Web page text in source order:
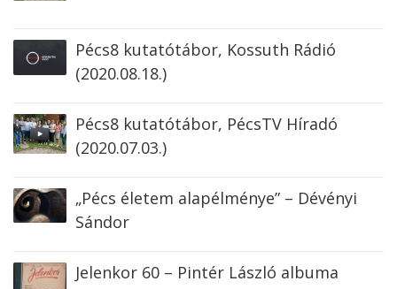
Pécs8 kutatótábor, Kossuth Rádió
(2020.08.18.)
Pécs8 kutatótábor, PécsTV Híradó
(2020.07.03.)
„Pécs életem alapélménye” – Dévényi
Sándor
Jelenkor 60 – Pintér László albuma